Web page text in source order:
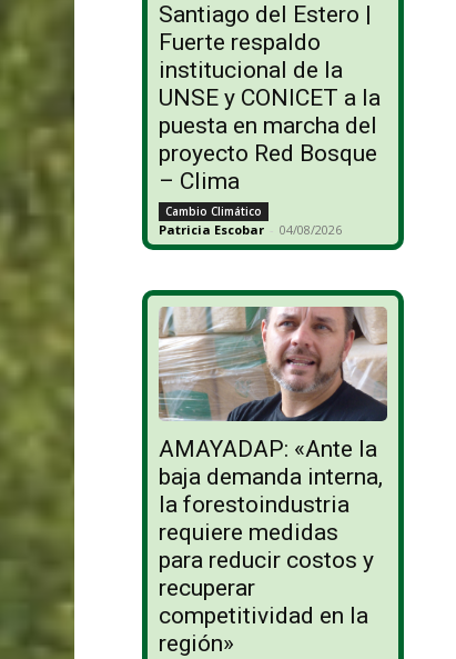
Santiago del Estero |
Fuerte respaldo
institucional de la
UNSE y CONICET a la
puesta en marcha del
proyecto Red Bosque
– Clima
Cambio Climático
Patricia Escobar - 04/08/2026
AMAYADAP: «Ante la
baja demanda interna,
la forestoindustria
requiere medidas
para reducir costos y
recuperar
competitividad en la
región»